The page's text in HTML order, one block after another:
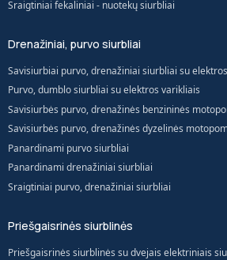
Sraigtiniai fekaliniai - nuotekų siurbliai
Drenažiniai, purvo siurbliai
Savisiurbiai purvo, drenažiniai siurbliai su
Purvo, dumblo siurbliai su elektros varikliais
Savisiurbės purvo, drenažinės benzininės
Savisiurbės purvo, drenažinės dyzelinės
Panardinami purvo siurbliai
Panardinami drenažiniai siurbliai
Sraigtiniai purvo, drenažiniai siurbliai
Priešgaisrinės siurblinės
Priešgaisrinės siurblinės su dvejais elektriniais